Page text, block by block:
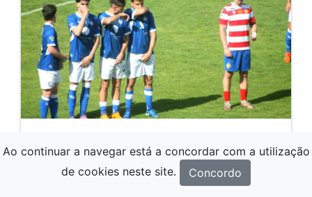
Padroense FC – SC Freamunde, 3-0
31/05/2026
Ao continuar a navegar está a concordar com a utilização
de cookies neste site.
Concordo